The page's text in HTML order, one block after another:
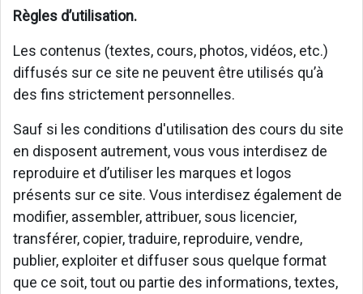
Règles d’utilisation.
Les contenus (textes, cours, photos, vidéos, etc.)
diffusés sur ce site ne peuvent être utilisés qu’à
des fins strictement personnelles.
Sauf si les conditions d'utilisation des cours du site
en disposent autrement, vous vous interdisez de
reproduire et d’utiliser les marques et logos
présents sur ce site. Vous interdisez également de
modifier, assembler, attribuer, sous licencier,
transférer, copier, traduire, reproduire, vendre,
publier, exploiter et diffuser sous quelque format
que ce soit, tout ou partie des informations, textes,